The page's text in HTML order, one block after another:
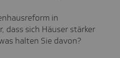
in
dass sich Häuser stärker
halten Sie davon?